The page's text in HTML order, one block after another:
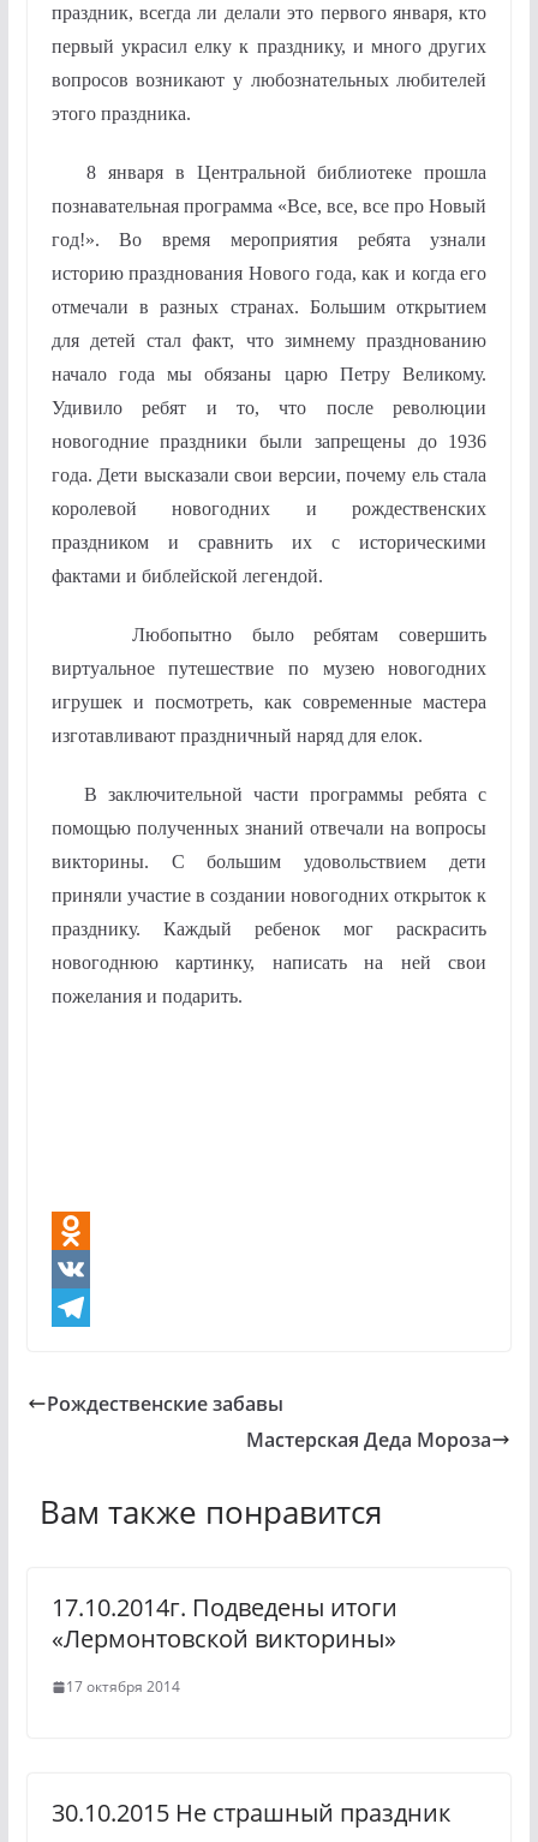
праздник, всегда ли делали это первого января, кто
первый украсил елку к празднику, и много других
вопросов возникают у любознательных любителей
этого праздника.
8 января в Центральной библиотеке прошла
познавательная программа «Все, все, все про Новый
год!». Во время мероприятия ребята узнали
историю празднования Нового года, как и когда его
отмечали в разных странах. Большим открытием
для детей стал факт, что зимнему празднованию
начало года мы обязаны царю Петру Великому.
Удивило ребят и то, что после революции
новогодние праздники были запрещены до 1936
года. Дети высказали свои версии, почему ель стала
королевой новогодних и рождественских
праздником и сравнить их с историческими
фактами и библейской легендой.
Любопытно было ребятам совершить
виртуальное путешествие по музею новогодних
игрушек и посмотреть, как современные мастера
изготавливают праздничный наряд для елок.
В заключительной части программы ребята с
помощью полученных знаний отвечали на вопросы
викторины. С большим удовольствием дети
приняли участие в создании новогодних открыток к
празднику. Каждый ребенок мог раскрасить
новогоднюю картинку, написать на ней свои
пожелания и подарить.
O
d
a
n
i
k
V
g
m
Рождественские забавы
Мастерская Деда Мороза
Вам также понравится
17.10.2014г. Подведены итоги
«Лермонтовской викторины»
17 октября 2014
30.10.2015 Не страшный праздник